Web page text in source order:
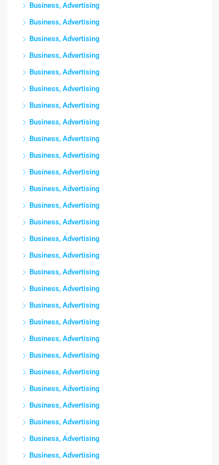
Business, Advertising
Business, Advertising
Business, Advertising
Business, Advertising
Business, Advertising
Business, Advertising
Business, Advertising
Business, Advertising
Business, Advertising
Business, Advertising
Business, Advertising
Business, Advertising
Business, Advertising
Business, Advertising
Business, Advertising
Business, Advertising
Business, Advertising
Business, Advertising
Business, Advertising
Business, Advertising
Business, Advertising
Business, Advertising
Business, Advertising
Business, Advertising
Business, Advertising
Business, Advertising
Business, Advertising
Business, Advertising